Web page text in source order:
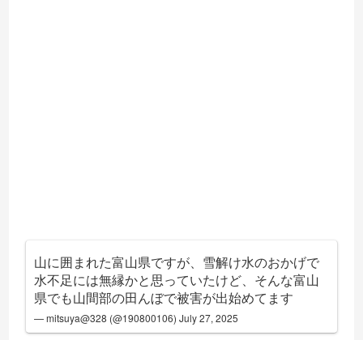
山に囲まれた富山県ですが、雪解け水のおかげで
水不足には無縁かと思っていたけど、そんな富山
県でも山間部の田んぼで被害が出始めてます
— mitsuya@328 (@190800106)July 27, 2025